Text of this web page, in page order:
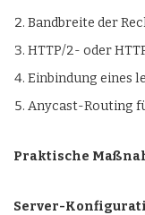
Bandbreite der
HTTP/2- oder
Einbindung eines
Anycast-Routing
Praktische
Server-